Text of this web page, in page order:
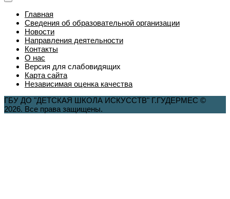
Главная
Сведения об образовательной организации
Новости
Направления деятельности
Контакты
О нас
Версия для слабовидящих
Карта сайта
Независимая оценка качества
ГБУ ДО "ДЕТСКАЯ ШКОЛА ИСКУССТВ" Г.ГУДЕРМЕС ©
2026. Все права защищены.